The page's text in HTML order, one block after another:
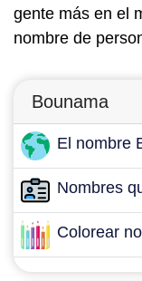
gente más en el
nombre de
Bounama
El nombre
Nombres
Colorear